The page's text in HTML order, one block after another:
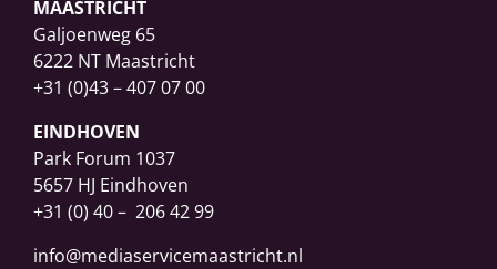
MAASTRICHT
Galjoenweg 65
6222 NT Maastricht
+31 (0)43 – 407 07 00
EINDHOVEN
Park Forum 1037
5657 HJ Eindhoven
+31 (0) 40 – 206 42 99
info@mediaservicemaastricht.nl